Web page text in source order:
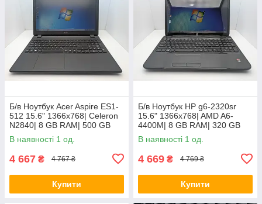
Б/в Ноутбук Acer Aspire ES1-
512 15.6" 1366x768| Celeron
N2840| 8 GB RAM| 500 GB
HDD| HD
В наявності 1 од.
4 667 ₴ 4 767 ₴
Купити
Б/в Ноутбук HP g6-2320sr
15.6" 1366x768| AMD A6-
4400M| 8 GB RAM| 320 GB
HDD| Radeon HD 7520G
В наявності 1 од.
4 669 ₴ 4 769 ₴
Купити